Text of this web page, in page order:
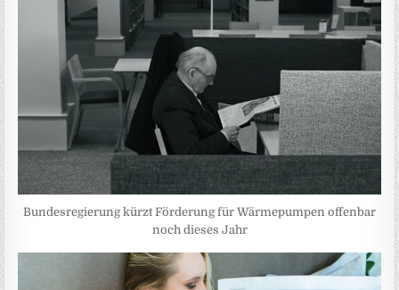
Bundesregierung kürzt Förderung für Wärmepumpen offenbar
noch dieses Jahr